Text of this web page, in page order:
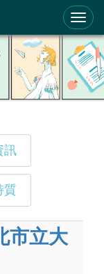
訊
質
市立大